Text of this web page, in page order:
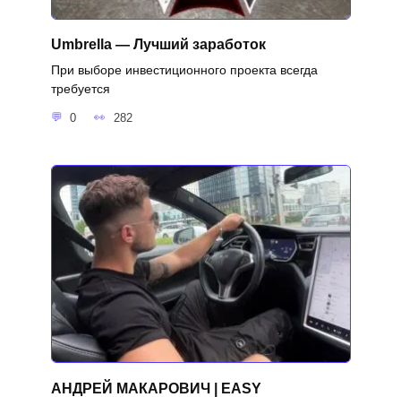
Umbrella — Лучший заработок
При выборе инвестиционного проекта всегда
требуется
0 282
АНДРЕЙ МАКАРОВИЧ | EASY